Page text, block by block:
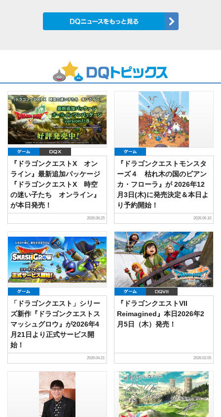
ゲーム
『ドラゴンクエストX オン
ライン』最新追加パッケージ
『ドラゴンクエストX 時空
の迷い子たち オンライン』
が本日発売！
2026.06.25
『ドラゴンクエストモンスタ
ーズ４ 枯れ木の国のビアン
カ・フローラ』が 2026年12
月3日(木)に発売決定＆本日よ
り予約開始！
2026.06.10
「ドラゴンクエスト」シリー
ズ新作『ドラゴンクエストス
マッシュグロウ』が2026年4
月21日より正式サービス開
始！
2026.04.21
ゲーム
『ドラゴンクエストVII
Reimagined』本日2026年2
月5日（木）発売！
2026.02.05